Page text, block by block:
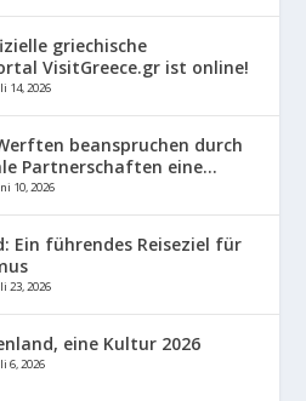
griechische
VisitGreece.gr ist online!
14, 2026
beanspruchen durch
Partnerschaften eine...
10, 2026
Ein führendes Reiseziel für
23, 2026
eine Kultur 2026
6, 2026